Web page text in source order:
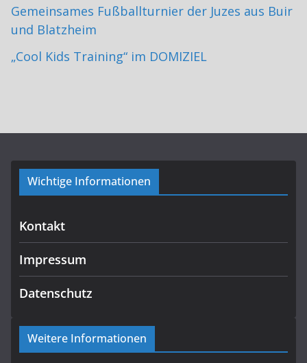
Gemeinsames Fußballturnier der Juzes aus Buir
und Blatzheim
„Cool Kids Training“ im DOMIZIEL
Wichtige Informationen
Kontakt
Impressum
Datenschutz
Weitere Informationen